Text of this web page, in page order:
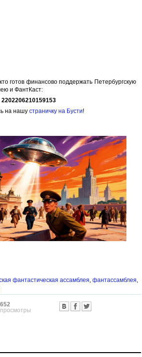
готов финансово поддержать Петербургскую
и ФантКаст:
2202206210159153
на нашу страничку на Бусти!
фантастическая ассамблея, фантассамблея,
652
просмотры